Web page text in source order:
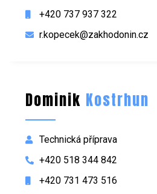
+420 737 937 322
r.kopecek@zakhodonin.cz
Dominik Kostrhun
Technická příprava
+420 518 344 842
+420 731 473 516